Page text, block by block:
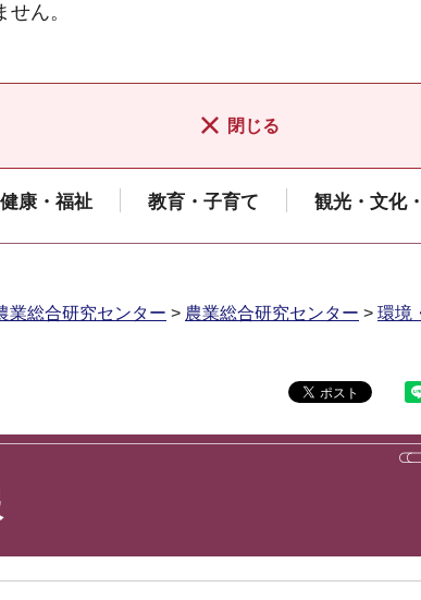
ん。
閉じる
健康・福祉 教育・子育て 観光・文化
業総合研究センター > 農業総合研究センター > 環境